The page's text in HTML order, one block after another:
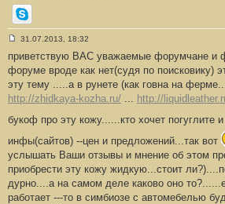
Skype
о
б
щ
е
н
е
1
31.07.2013, 18:32
приветствую ВАС уважаемые форумчане и
форуме вроде как нет(судя по поисковику)
эту тему .....а в рунете (как говна на
http://zhidkaya-kozha.ru/ ... http://
букоф про эту кожу......кто хочет погуглите
инфы(сайтов) --цен и предложений...так вот
услышать Ваши отзывы и мнение об этом
приобрести эту кожу жидкую...стоит
дурно....а на самом деле каково оно
работает ---то в симбиозе с автомебелью